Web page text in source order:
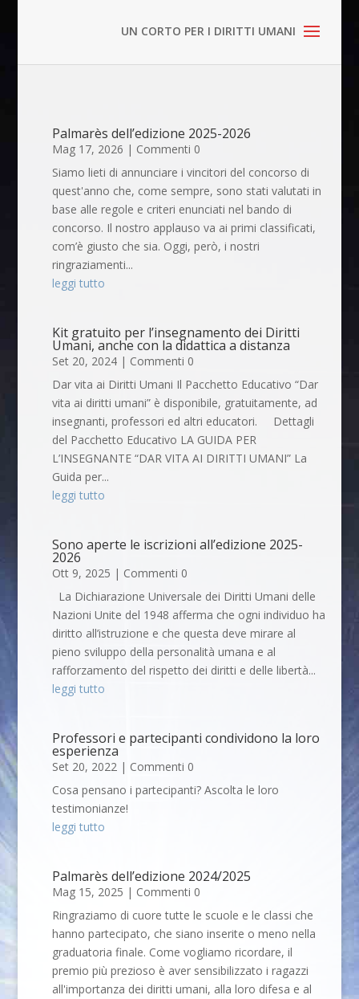
Palmarès dell’edizione 2025-2026
Mag 17, 2026 | Commenti 0
Siamo lieti di annunciare i vincitori del concorso di
quest'anno che, come sempre, sono stati valutati in
base alle regole e criteri enunciati nel bando di
concorso. Il nostro applauso va ai primi classificati,
com’è giusto che sia. Oggi, però, i nostri
ringraziamenti...
leggi tutto
Kit gratuito per l’insegnamento dei Diritti
Umani, anche con la didattica a distanza
Set 20, 2024 | Commenti 0
Dar vita ai Diritti Umani Il Pacchetto Educativo “Dar
vita ai diritti umani” è disponibile, gratuitamente, ad
insegnanti, professori ed altri educatori. Dettagli
del Pacchetto Educativo LA GUIDA PER
L’INSEGNANTE “DAR VITA AI DIRITTI UMANI” La
Guida per...
leggi tutto
Sono aperte le iscrizioni all’edizione 2025-
2026
Ott 9, 2025 | Commenti 0
La Dichiarazione Universale dei Diritti Umani delle
Nazioni Unite del 1948 afferma che ogni individuo ha
diritto all’istruzione e che questa deve mirare al
pieno sviluppo della personalità umana e al
rafforzamento del rispetto dei diritti e delle libertà...
leggi tutto
Professori e partecipanti condividono la loro
esperienza
Set 20, 2022 | Commenti 0
Cosa pensano i partecipanti? Ascolta le loro
testimonianze!
leggi tutto
Palmarès dell’edizione 2024/2025
Mag 15, 2025 | Commenti 0
Ringraziamo di cuore tutte le scuole e le classi che
hanno partecipato, che siano inserite o meno nella
graduatoria finale. Come vogliamo ricordare, il
premio più prezioso è aver sensibilizzato i ragazzi
all'importanza dei diritti umani, alla loro difesa e al